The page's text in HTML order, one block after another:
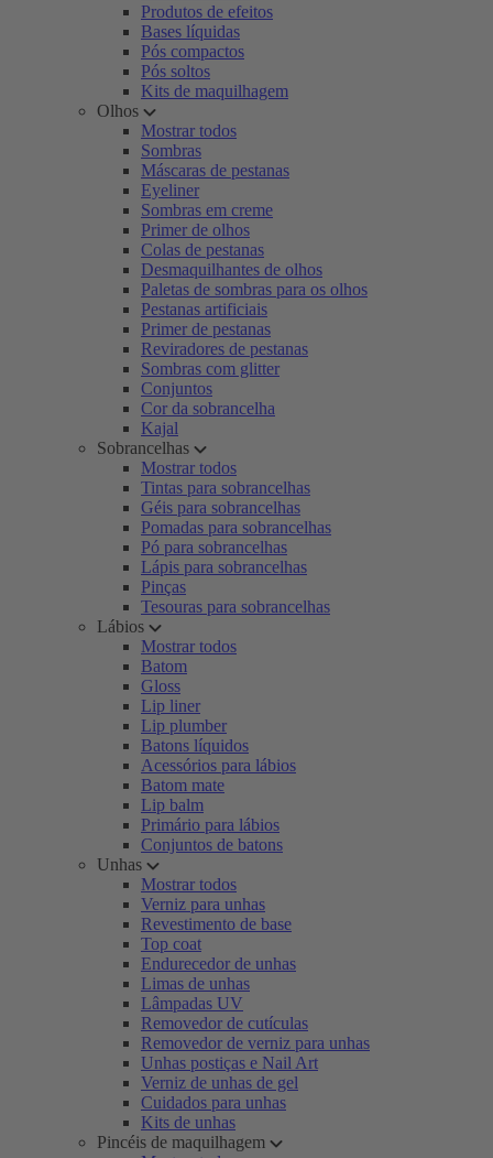
Produtos de efeitos
Bases líquidas
Pós compactos
Pós soltos
Kits de maquilhagem
Olhos
Mostrar todos
Sombras
Máscaras de pestanas
Eyeliner
Sombras em creme
Primer de olhos
Colas de pestanas
Desmaquilhantes de olhos
Paletas de sombras para os olhos
Pestanas artificiais
Primer de pestanas
Reviradores de pestanas
Sombras com glitter
Conjuntos
Cor da sobrancelha
Kajal
Sobrancelhas
Mostrar todos
Tintas para sobrancelhas
Géis para sobrancelhas
Pomadas para sobrancelhas
Pó para sobrancelhas
Lápis para sobrancelhas
Pinças
Tesouras para sobrancelhas
Lábios
Mostrar todos
Batom
Gloss
Lip liner
Lip plumber
Batons líquidos
Acessórios para lábios
Batom mate
Lip balm
Primário para lábios
Conjuntos de batons
Unhas
Mostrar todos
Verniz para unhas
Revestimento de base
Top coat
Endurecedor de unhas
Limas de unhas
Lâmpadas UV
Removedor de cutículas
Removedor de verniz para unhas
Unhas postiças e Nail Art
Verniz de unhas de gel
Cuidados para unhas
Kits de unhas
Pincéis de maquilhagem